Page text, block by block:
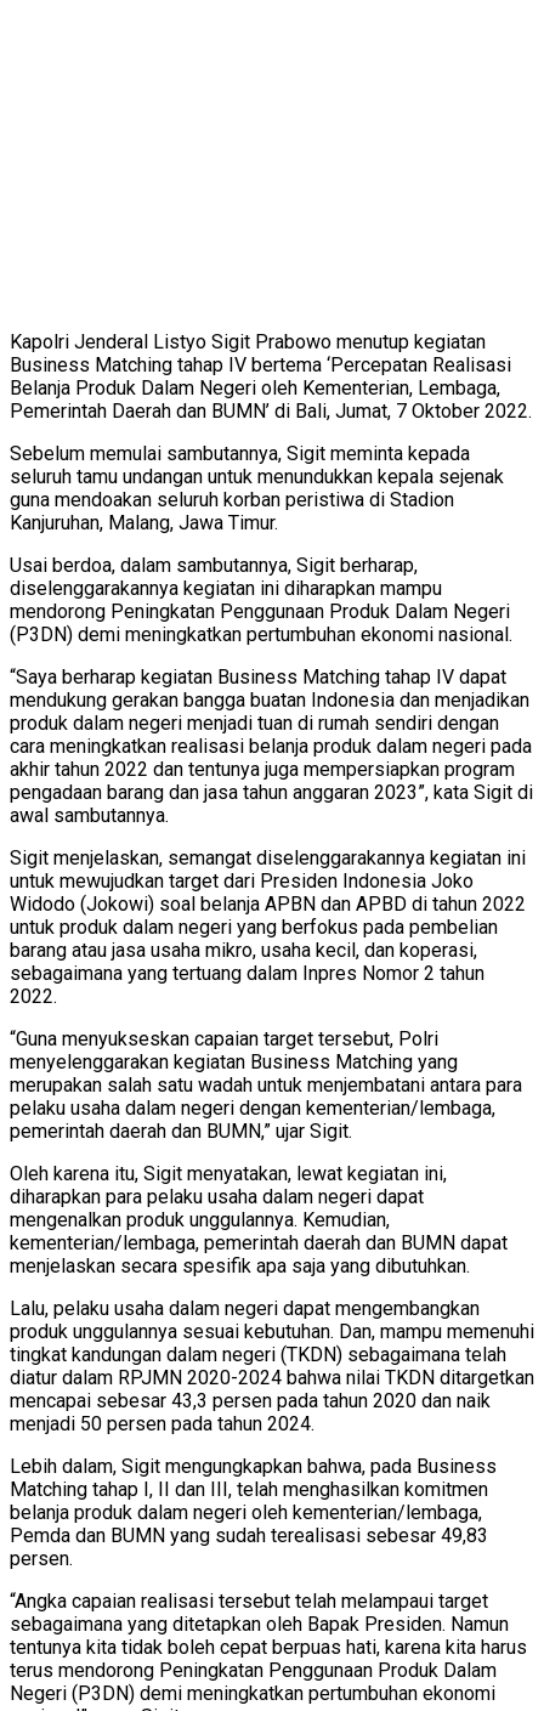
Kapolri Jenderal Listyo Sigit Prabowo menutup kegiatan
Business Matching tahap IV bertema ‘Percepatan Realisasi
Belanja Produk Dalam Negeri oleh Kementerian, Lembaga,
Pemerintah Daerah dan BUMN’ di Bali, Jumat, 7 Oktober 2022.
Sebelum memulai sambutannya, Sigit meminta kepada
seluruh tamu undangan untuk menundukkan kepala sejenak
guna mendoakan seluruh korban peristiwa di Stadion
Kanjuruhan, Malang, Jawa Timur.
Usai berdoa, dalam sambutannya, Sigit berharap,
diselenggarakannya kegiatan ini diharapkan mampu
mendorong Peningkatan Penggunaan Produk Dalam Negeri
(P3DN) demi meningkatkan pertumbuhan ekonomi nasional.
“Saya berharap kegiatan Business Matching tahap IV dapat
mendukung gerakan bangga buatan Indonesia dan menjadikan
produk dalam negeri menjadi tuan di rumah sendiri dengan
cara meningkatkan realisasi belanja produk dalam negeri pada
akhir tahun 2022 dan tentunya juga mempersiapkan program
pengadaan barang dan jasa tahun anggaran 2023”, kata Sigit di
awal sambutannya.
Sigit menjelaskan, semangat diselenggarakannya kegiatan ini
untuk mewujudkan target dari Presiden Indonesia Joko
Widodo (Jokowi) soal belanja APBN dan APBD di tahun 2022
untuk produk dalam negeri yang berfokus pada pembelian
barang atau jasa usaha mikro, usaha kecil, dan koperasi,
sebagaimana yang tertuang dalam Inpres Nomor 2 tahun
2022.
“Guna menyukseskan capaian target tersebut, Polri
menyelenggarakan kegiatan Business Matching yang
merupakan salah satu wadah untuk menjembatani antara para
pelaku usaha dalam negeri dengan kementerian/lembaga,
pemerintah daerah dan BUMN,” ujar Sigit.
Oleh karena itu, Sigit menyatakan, lewat kegiatan ini,
diharapkan para pelaku usaha dalam negeri dapat
mengenalkan produk unggulannya. Kemudian,
kementerian/lembaga, pemerintah daerah dan BUMN dapat
menjelaskan secara spesifik apa saja yang dibutuhkan.
Lalu, pelaku usaha dalam negeri dapat mengembangkan
produk unggulannya sesuai kebutuhan. Dan, mampu memenuhi
tingkat kandungan dalam negeri (TKDN) sebagaimana telah
diatur dalam RPJMN 2020-2024 bahwa nilai TKDN ditargetkan
mencapai sebesar 43,3 persen pada tahun 2020 dan naik
menjadi 50 persen pada tahun 2024.
Lebih dalam, Sigit mengungkapkan bahwa, pada Business
Matching tahap I, II dan III, telah menghasilkan komitmen
belanja produk dalam negeri oleh kementerian/lembaga,
Pemda dan BUMN yang sudah terealisasi sebesar 49,83
persen.
“Angka capaian realisasi tersebut telah melampaui target
sebagaimana yang ditetapkan oleh Bapak Presiden. Namun
tentunya kita tidak boleh cepat berpuas hati, karena kita harus
terus mendorong Peningkatan Penggunaan Produk Dalam
Negeri (P3DN) demi meningkatkan pertumbuhan ekonomi